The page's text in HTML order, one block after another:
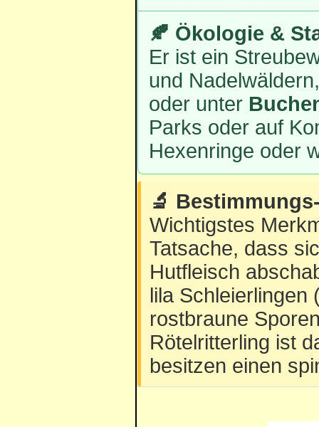
🍂 Ökologie &
Er ist ein
und
oder unter
Parks oder auf
Hexenringe oder
🔬
Wichtigstes
Tatsache, dass
Hutfleisch
lila Schleierlingen
rostbraune
Rötelritterling ist
besitzen einen